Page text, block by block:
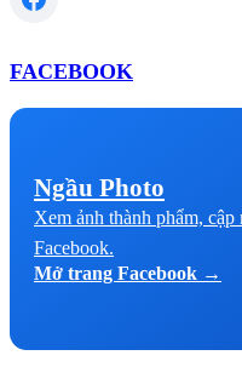
FACEBOOK
Ngầu Photo
Xem ảnh thành phẩm,
Facebook.
Mở trang Facebook →